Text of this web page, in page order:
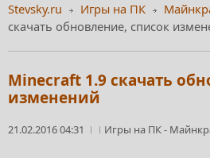
Stevsky.ru Игры на ПК
скачать обновление, список
Minecraft 1.9 скачать
изменений
21.02.2016 04:31 Игры на ПК-